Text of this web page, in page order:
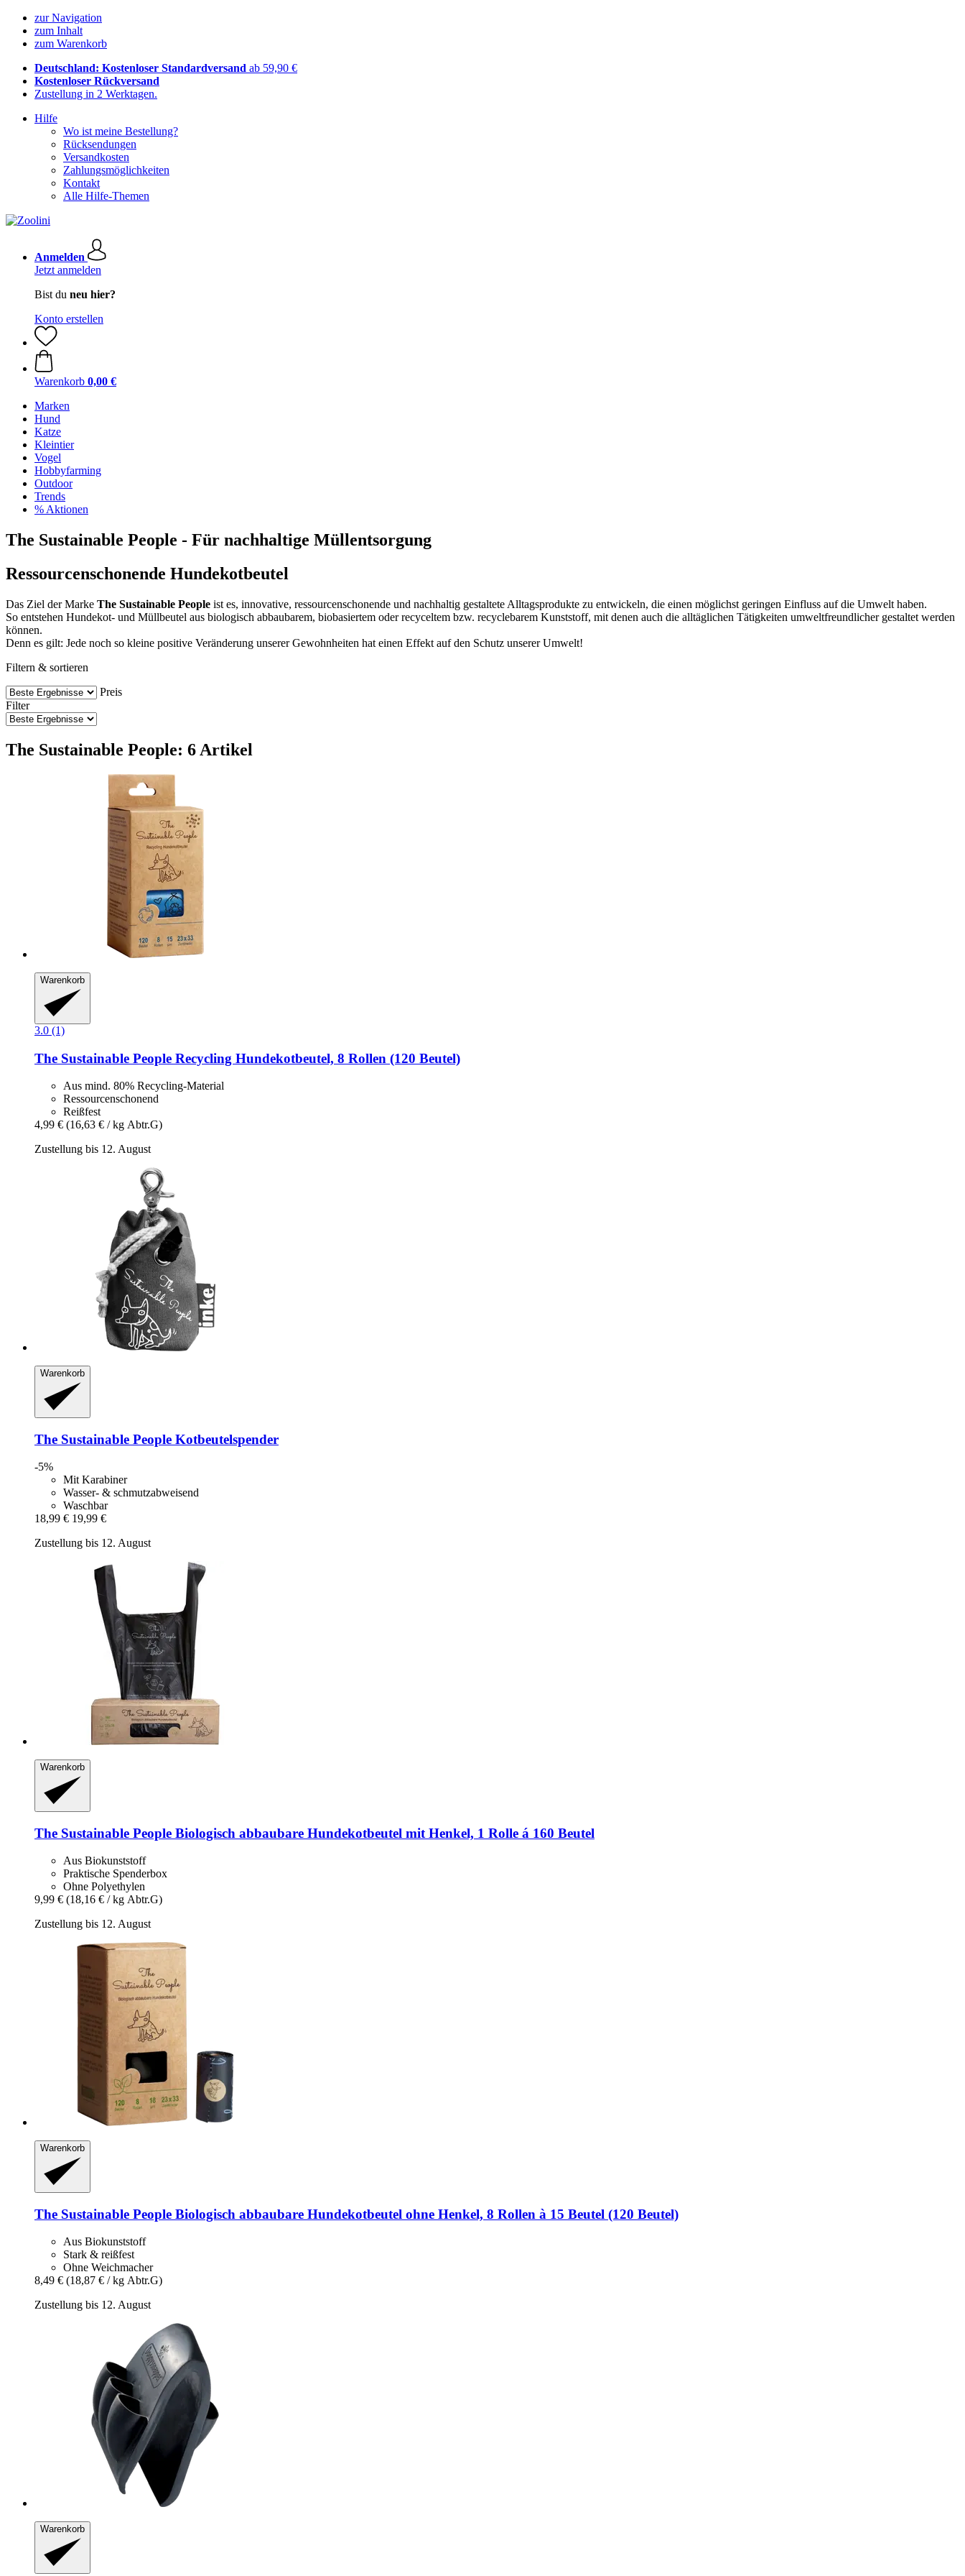
zur Navigation
zum Inhalt
zum Warenkorb
Deutschland: Kostenloser Standardversand ab 59,90 €
Kostenloser Rückversand
Zustellung in 2 Werktagen.
Hilfe
Wo ist meine Bestellung?
Rücksendungen
Versandkosten
Zahlungsmöglichkeiten
Kontakt
Alle Hilfe-Themen
Anmelden
Jetzt anmelden
Bist du neu hier?
Konto erstellen
Warenkorb 0,00 €
Marken
Hund
Katze
Kleintier
Vogel
Hobbyfarming
Outdoor
Trends
% Aktionen
The Sustainable People - Für nachhaltige Müllentsorgung
Ressourcenschonende Hundekotbeutel
Das Ziel der Marke The Sustainable People ist es, innovative, ressourcenschonende und nachhaltig gestaltete Alltagsprodukte zu entwickeln, die einen möglichst geringen Einfluss auf die Umwelt haben.
So entstehen Hundekot- und Müllbeutel aus biologisch abbaubarem, biobasiertem oder recyceltem bzw. recyclebarem Kunststoff, mit denen auch die alltäglichen Tätigkeiten umweltfreundlicher gestaltet werden
können.
Denn es gilt: Jede noch so kleine positive Veränderung unserer Gewohnheiten hat einen Effekt auf den Schutz unserer Umwelt!
Filtern & sortieren
Preis
Filter
The Sustainable People: 6 Artikel
Warenkorb
3.0 (1)
The Sustainable People Recycling Hundekotbeutel, 8 Rollen (120 Beutel)
Aus mind. 80% Recycling-Material
Ressourcenschonend
Reißfest
4,99 € (16,63 € / kg Abtr.G)
Zustellung bis 12. August
Warenkorb
The Sustainable People Kotbeutelspender
-5%
Mit Karabiner
Wasser- & schmutzabweisend
Waschbar
18,99 € 19,99 €
Zustellung bis 12. August
Warenkorb
The Sustainable People Biologisch abbaubare Hundekotbeutel mit Henkel, 1 Rolle á 160 Beutel
Aus Biokunststoff
Praktische Spenderbox
Ohne Polyethylen
9,99 € (18,16 € / kg Abtr.G)
Zustellung bis 12. August
Warenkorb
The Sustainable People Biologisch abbaubare Hundekotbeutel ohne Henkel, 8 Rollen à 15 Beutel (120 Beutel)
Aus Biokunststoff
Stark & reißfest
Ohne Weichmacher
8,49 € (18,87 € / kg Abtr.G)
Zustellung bis 12. August
Warenkorb